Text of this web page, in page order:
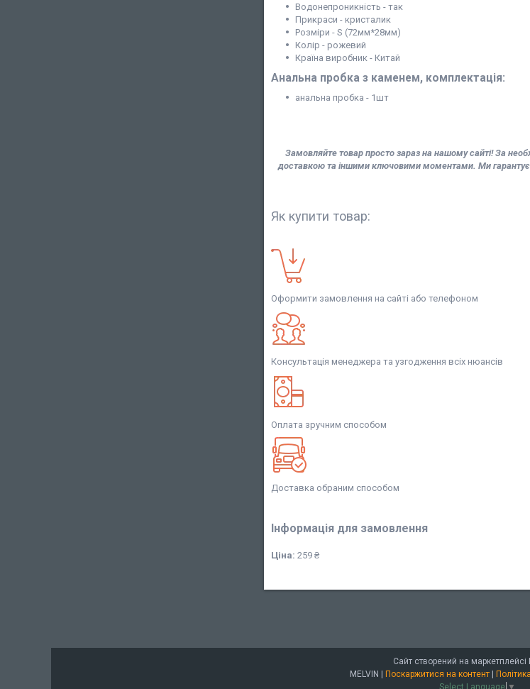
Водонепроникність - так
Прикраси - кристалик
Розміри - S (72мм*28мм)
Колір - рожевий
Країна виробник - Китай
Анальна пробка з каменем, комплектація:
анальна пробка - 1шт
Замовляйте товар просто зараз на нашому сайті! За
доставкою та іншими ключовими моментами. Ми
Як купити товар:
Оформити замовлення на сайті або телефоном
Консультація менеджера та узгодження всіх нюансів
Оплата зручним способом
Доставка обраним способом
Інформація для замовлення
Ціна: 259 ₴
Сайт створений на маркетплейсі
MELVIN | Поскаржитися на контент |